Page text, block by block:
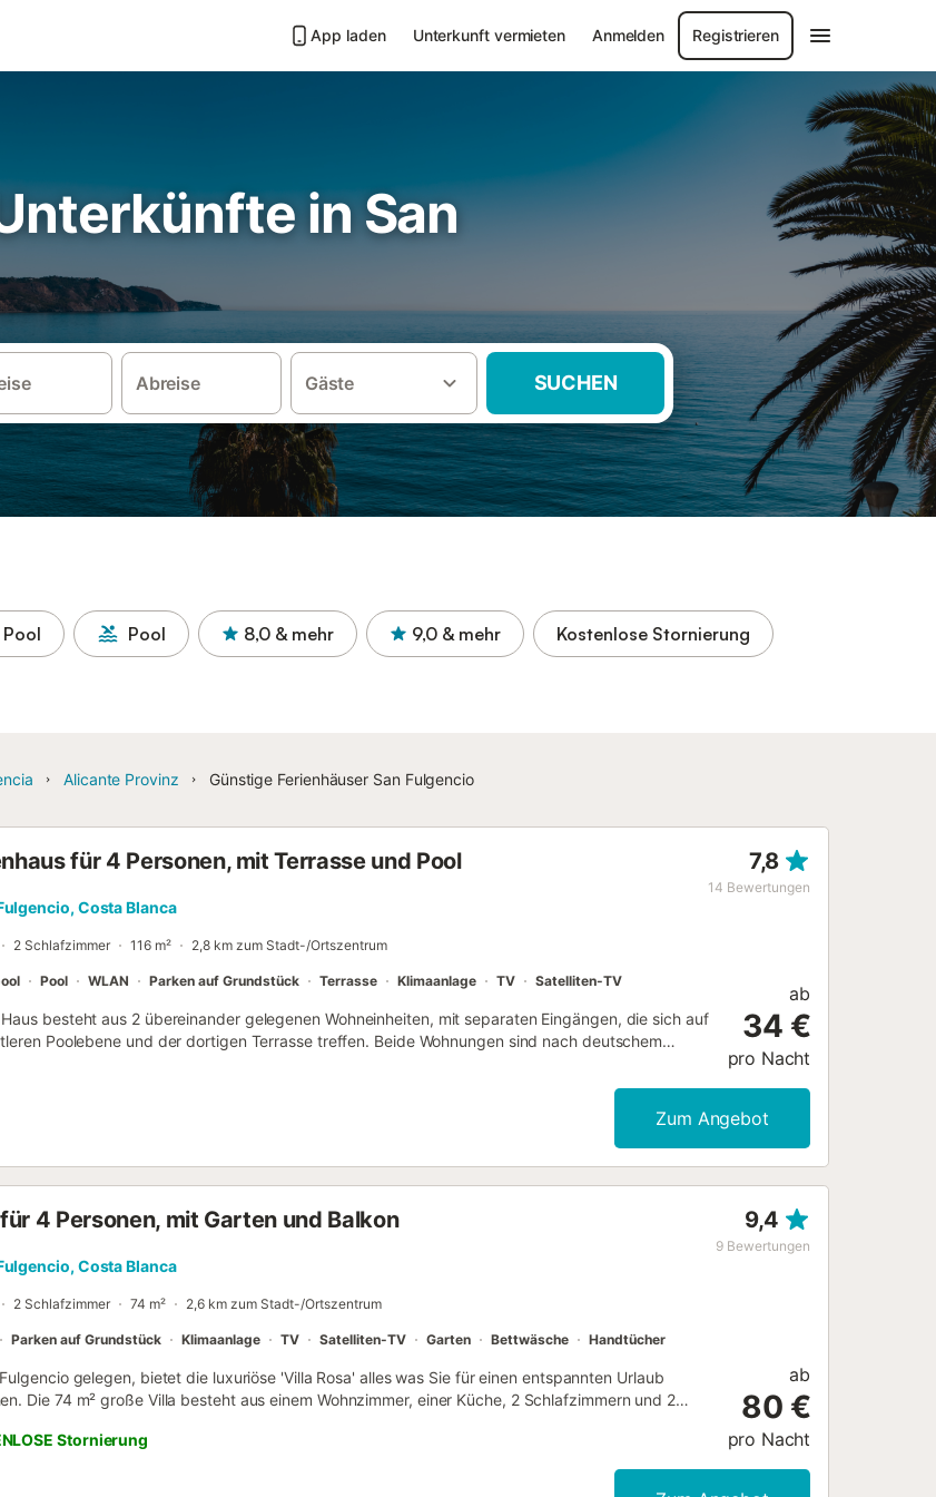
App laden Unterkunft vermieten Anmelden Registrieren
in San
Abreise Gäste SUCHEN
Pool 8,0 & mehr 9,0 & mehr Kostenlose Stornierung
Alicante Provinz Günstige Ferienhäuser San Fulgencio
für 4 Personen, mit Terrasse und Pool 7,8
14 Bewertungen
Costa Blanca
2 Schlafzimmer 116 m² 2,8 km zum Stadt-/Ortszentrum
Pool WLAN Parken auf Grundstück Terrasse Klimaanlage TV Satelliten-TV
Haus besteht aus 2 übereinander gelegenen Wohneinheiten, mit separaten Eingängen, die sich auf
Poolebene und der dortigen Terrasse treffen. Beide Wohnungen sind nach deutschem
und Restaurants. Wer auf sein Auto verzichten möchte, kann mit dem Pendelbus zum Strand
vor dem Haus. Info: Auch wenn Ihr Viebeiner in diesem Ferienhaus herzlich Willkommen ist,
ab
34 €
pro Nacht
Zum Angebot
4 Personen, mit Garten und Balkon 9,4
9 Bewertungen
Costa Blanca
2 Schlafzimmer 74 m² 2,6 km zum Stadt-/Ortszentrum
Parken auf Grundstück Klimaanlage TV Satelliten-TV Garten Bettwäsche Handtücher
gelegen, bietet die luxuriöse 'Villa Rosa' alles was Sie für einen entspannten Urlaub
Die 74 m² große Villa besteht aus einem Wohnzimmer, einer Küche, 2 Schlafzimmern und 2
Videoanrufe geeignet), eine Klimaanlage, ein Ventilator, eine Waschmaschine sowie ein TV. Ein
und ein Babybett sind gegen eine zusätzliche Gebühr erhältlich. Das Besondere an dieser
ist der private Außenbereich, in dem die Gäste entspannen und die Sonne genießen können.
Stornierung
ab
80 €
pro Nacht